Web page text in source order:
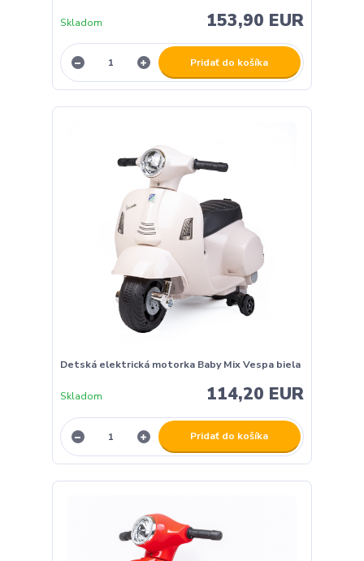
153,90 EUR
Skladom
Pridať do košíka
Detská elektrická motorka Baby Mix Vespa biela
114,20 EUR
Skladom
Pridať do košíka